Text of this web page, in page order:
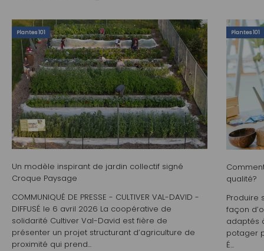
Plantes 101
Un modèle inspirant de jardin collectif signé
Croque Paysage
COMMUNIQUÉ DE PRESSE - CULTIVER VAL-DAVID -
DIFFUSÉ le 6 avril 2026 La coopérative de
solidarité Cultiver Val-David est fière de
présenter un projet structurant d’agriculture de
proximité qui prend...
Plantes 101
qualité?
Produire
façon
adaptés
potager
É...